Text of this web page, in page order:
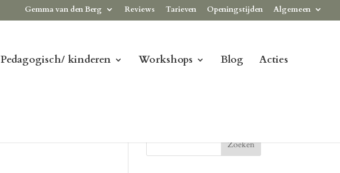
Gemma van den Berg Reviews Tarieven Openingstijden Algemeen
Pedagogisch/ kinderen Workshops Blog Acties
Zoeken